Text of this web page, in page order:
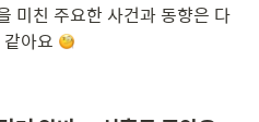
미친 주요한 사건과 동향은 다
아요